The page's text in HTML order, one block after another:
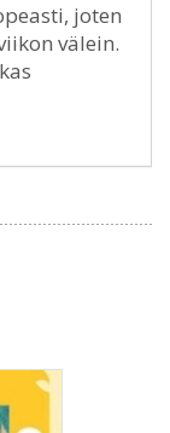
joten
välein.